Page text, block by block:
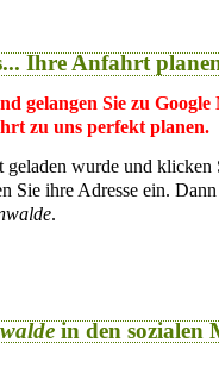
Ihre Anfahrt
gelangen Sie zu
zu uns perfekt planen.
wurde und
Sie ihre Adresse ein.
.
in den sozialen